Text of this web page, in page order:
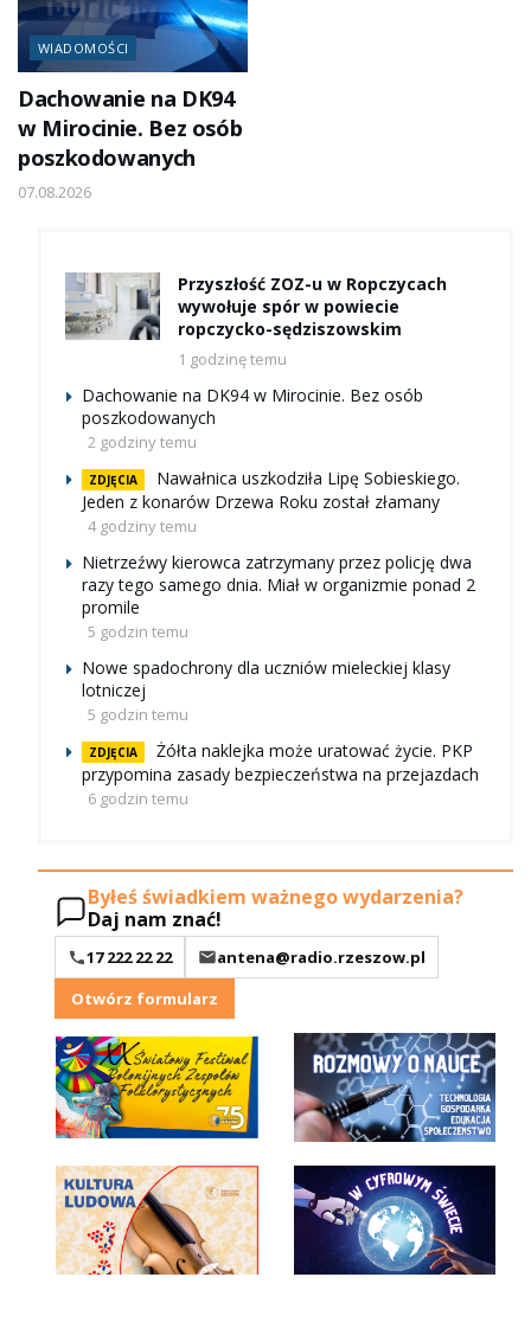
WIADOMOŚCI
Dachowanie na DK94
w Mirocinie. Bez osób
poszkodowanych
07.08.2026
Przyszłość ZOZ-u w Ropczycach
wywołuje spór w powiecie
ropczycko-sędziszowskim
1 godzinę temu
Dachowanie na DK94 w Mirocinie. Bez osób
poszkodowanych
2 godziny temu
ZDJĘCIA
Nawałnica uszkodziła Lipę Sobieskiego.
Jeden z konarów Drzewa Roku został złamany
4 godziny temu
Nietrzeźwy kierowca zatrzymany przez policję dwa
razy tego samego dnia. Miał w organizmie ponad 2
promile
5 godzin temu
Nowe spadochrony dla uczniów mieleckiej klasy
lotniczej
5 godzin temu
ZDJĘCIA
Żółta naklejka może uratować życie. PKP
przypomina zasady bezpieczeństwa na przejazdach
6 godzin temu
Byłeś świadkiem ważnego wydarzenia?
Daj nam znać!
17 222 22 22
antena@radio.rzeszow.pl
Otwórz formularz